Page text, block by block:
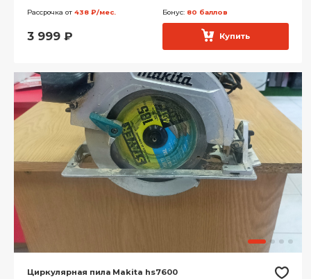
Рассрочка от 438 ₽/мес. Бонус: 80 баллов
3 999 ₽ Купить
Циркулярная пила Makita hs7600